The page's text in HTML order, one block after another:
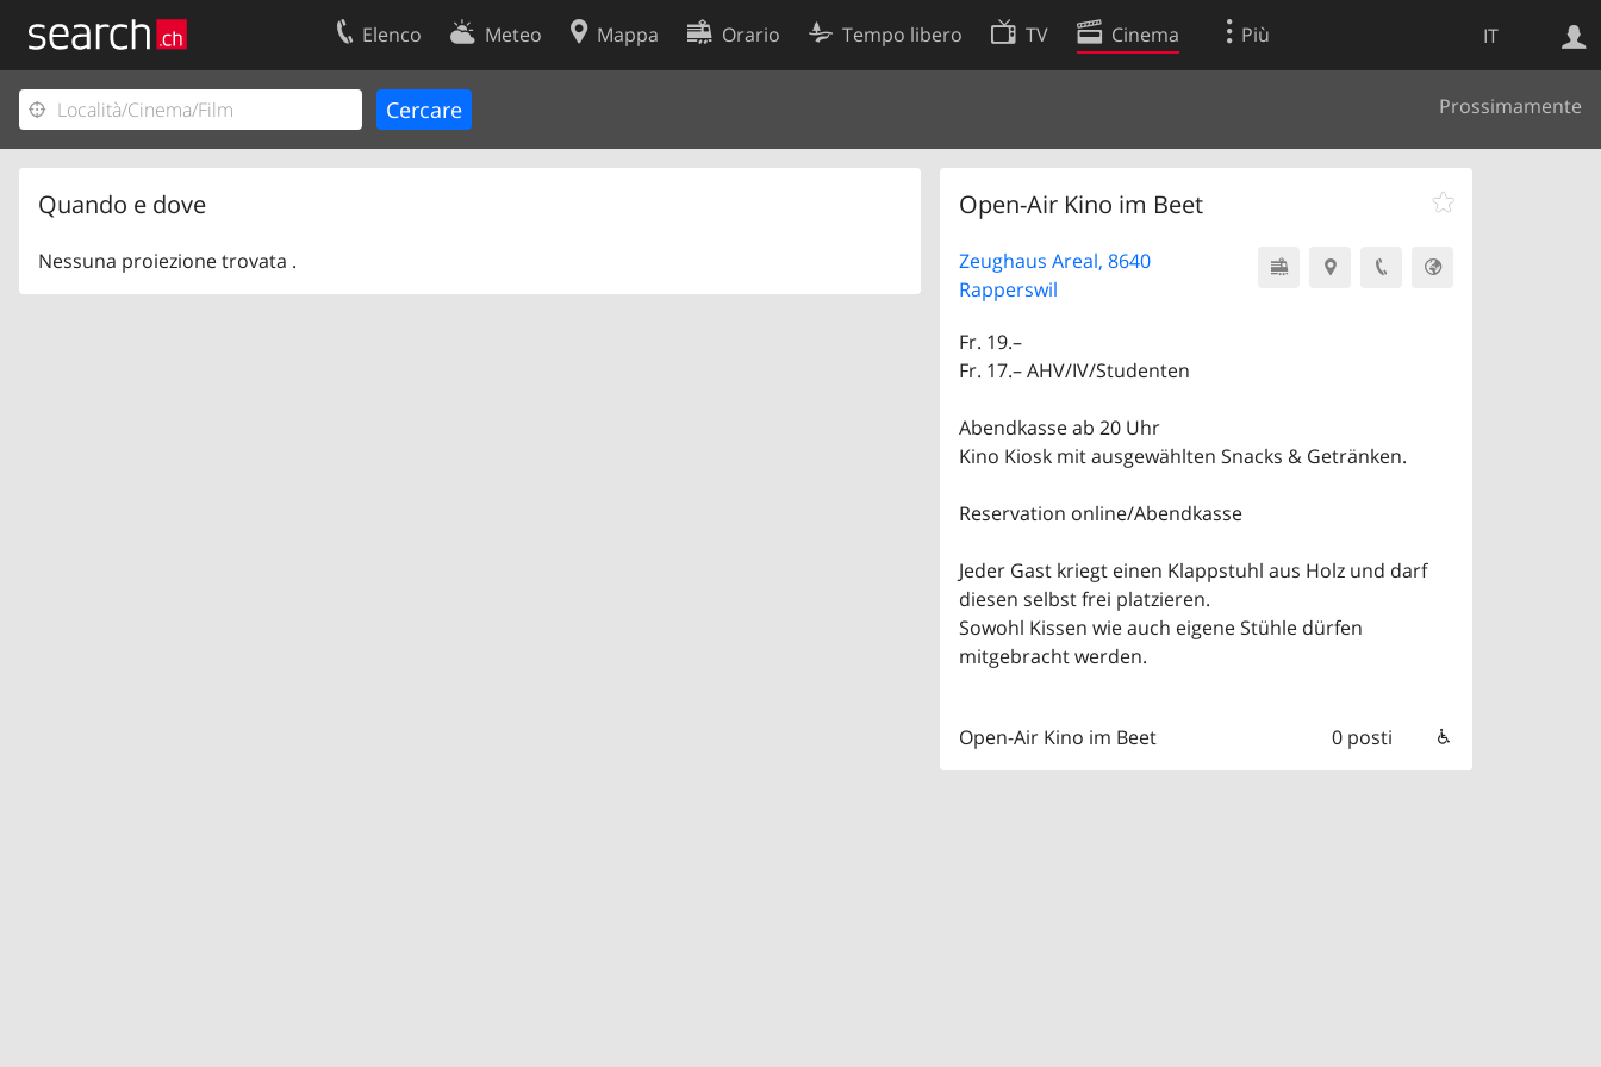
IT
Elenco Meteo Mappa Orario Tempo libero TV Cinema Più
Prossimamente
Quando e dove
Nessuna proiezione trovata .
Open-Air Kino im Beet
Zeughaus Areal, 8640
Rapperswil
Fr. 19.–
Fr. 17.– AHV/IV/Studenten
Abendkasse ab 20 Uhr
Kino Kiosk mit ausgewählten Snacks & Getränken.
Reservation online/Abendkasse
Jeder Gast kriegt einen Klappstuhl aus Holz und darf
diesen selbst frei platzieren.
Sowohl Kissen wie auch eigene Stühle dürfen
mitgebracht werden.
Open-Air Kino im Beet 0 posti
Il vostro profolio
Area clienti
Contatti
Condizioni d’uso
Preferenze cookie